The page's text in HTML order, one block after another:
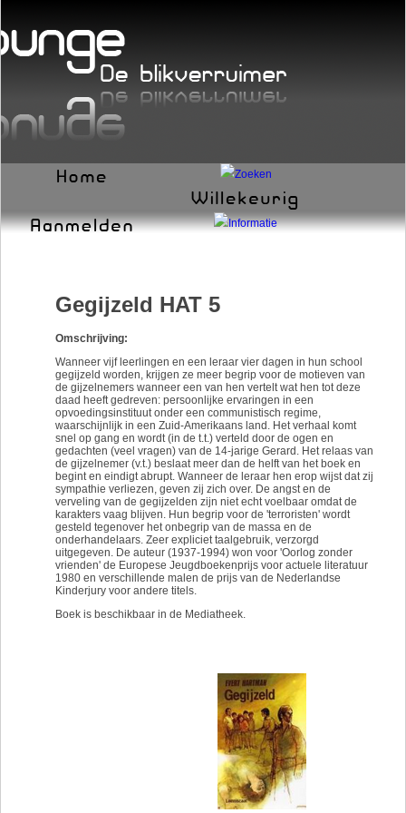
Gegijzeld HAT 5
Omschrijving:
Wanneer vijf leerlingen en een leraar vier dagen in hun school
gegijzeld worden, krijgen ze meer begrip voor de motieven van
de gijzelnemers wanneer een van hen vertelt wat hen tot deze
daad heeft gedreven: persoonlijke ervaringen in een
opvoedingsinstituut onder een communistisch regime,
waarschijnlijk in een Zuid-Amerikaans land. Het verhaal komt
snel op gang en wordt (in de t.t.) verteld door de ogen en
gedachten (veel vragen) van de 14-jarige Gerard. Het relaas van
de gijzelnemer (v.t.) beslaat meer dan de helft van het boek en
begint en eindigt abrupt. Wanneer de leraar hen erop wijst dat zij
sympathie verliezen, geven zij zich over. De angst en de
verveling van de gegijzelden zijn niet echt voelbaar omdat de
karakters vaag blijven. Hun begrip voor de 'terroristen' wordt
gesteld tegenover het onbegrip van de massa en de
onderhandelaars. Zeer expliciet taalgebruik, verzorgd
uitgegeven. De auteur (1937-1994) won voor 'Oorlog zonder
vrienden' de Europese Jeugdboekenprijs voor actuele literatuur
1980 en verschillende malen de prijs van de Nederlandse
Kinderjury voor andere titels.
Boek is beschikbaar in de Mediatheek.